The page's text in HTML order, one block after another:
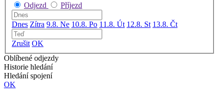
Odjezd
Příjezd
Dnes Zítra 9.8. Ne 10.8. Po 11.8. Út 12.8. St 13.8. Čt
Zrušit OK
Oblíbené odjezdy
Historie hledání
Hledání spojení
OK